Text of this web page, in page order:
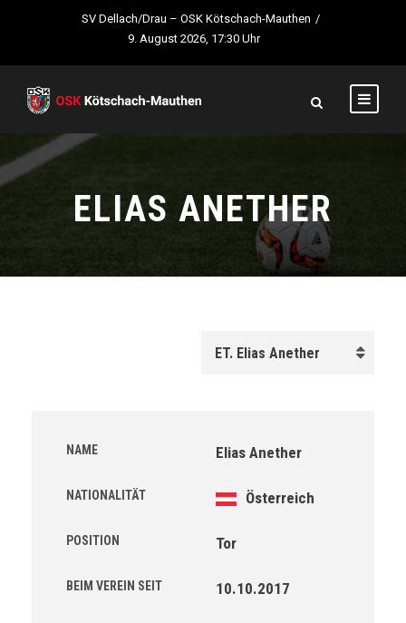
SV Dellach/Drau – OSK Kötschach-Mauthen /
9. August 2026, 17:30 Uhr
ELIAS ANETHER
NAME Elias Anether
NATIONALITÄT Österreich
POSITION Tor
BEIM VEREIN SEIT 10.10.2017